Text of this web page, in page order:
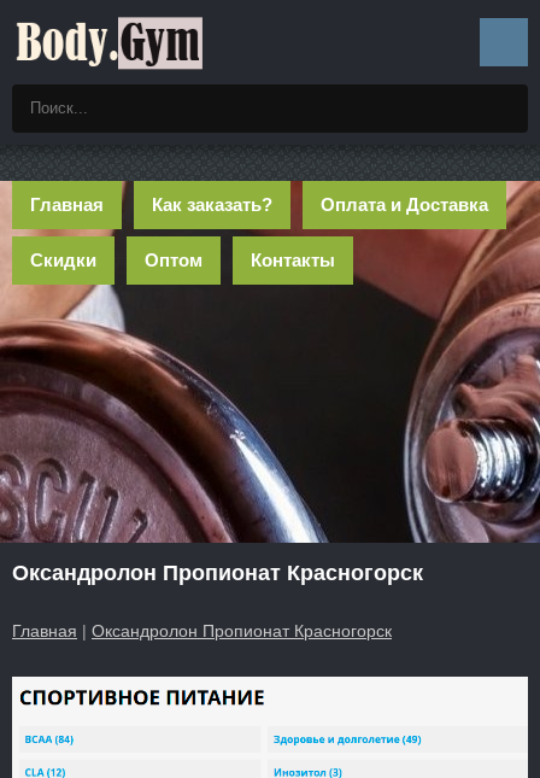
Главная Как заказать? Оплата и Доставка
Скидки Оптом Контакты
Оксандролон Пропионат Красногорск
Главная | Оксандролон Пропионат Красногорск